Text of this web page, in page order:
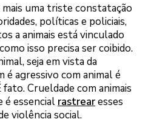
uma triste constatação
políticas e policiais,
a animais está vinculado
isso precisa ser coibido.
seja em vista da
é agressivo com animal é
Crueldade com animais
é essencial rastrearesses
violência social.